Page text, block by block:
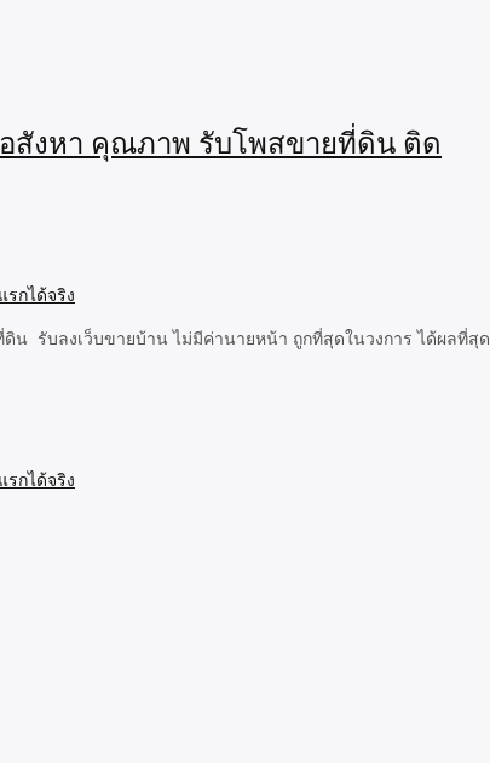
สังหา คุณภาพ รับโพสขายที่ดิน ติด
น รับลงเว็บขายบ้าน ไม่มีค่านายหน้า ถูกที่สุดในวงการ ได้ผลที่สุด